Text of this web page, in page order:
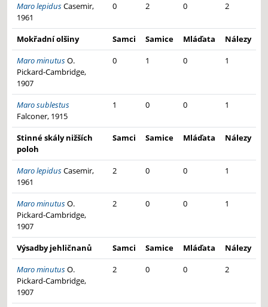
Maro lepidusCasemir,
1961
0 2 0 2
Mokřadní olšiny Samci Samice Mláďata
Nálezy
Maro minutusO.
Pickard-Cambridge,
1907
0 1 0 1
Maro sublestus
Falconer, 1915
1 0 0 1
Stinné skály nižších
poloh
Samci Samice Mláďata Nálezy
Maro lepidusCasemir,
1961
2 0 0 1
Maro minutusO.
Pickard-Cambridge,
1907
2 0 0 1
Výsadby jehličnanů Samci Samice Mláďata
Nálezy
Maro minutusO.
Pickard-Cambridge,
1907
2 0 0 2